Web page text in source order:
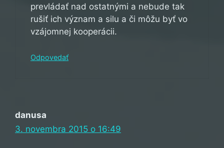
prevládať nad ostatnými a nebude tak
rušiť ich význam a silu a či môžu byť vo
vzájomnej kooperácii.
Odpovedať
danusa
3. novembra 2015 o 16:49